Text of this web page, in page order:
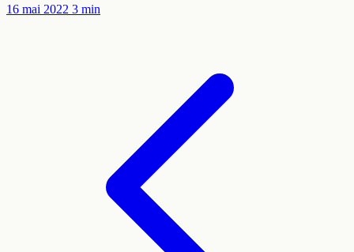
16 mai 2022 3 min